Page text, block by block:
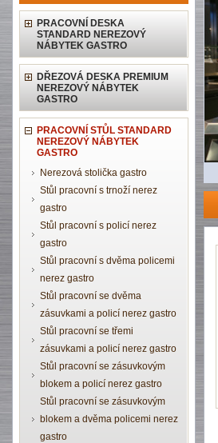
PRACOVNÍ DESKA
STANDARD NEREZOVÝ
NÁBYTEK GASTRO
DŘEZOVÁ DESKA PREMIUM
NEREZOVÝ NÁBYTEK
GASTRO
PRACOVNÍ STŮL STANDARD
NEREZOVÝ NÁBYTEK
GASTRO
Nerezová stolička gastro
Stůl pracovní s trnoží nerez
gastro
Stůl pracovní s policí nerez
gastro
Stůl pracovní s dvěma policemi
nerez gastro
Stůl pracovní se dvěma
zásuvkami a policí nerez gastro
Stůl pracovní se třemi
zásuvkami a policí nerez gastro
Stůl pracovní se zásuvkovým
blokem a policí nerez gastro
Stůl pracovní se zásuvkovým
blokem a dvěma policemi nerez
gastro